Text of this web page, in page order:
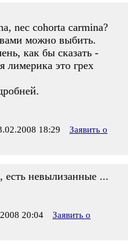
nec cohorta carmina?
можно выбить.
как бы сказать -
лимерика это грех
18:29
Заявить о
невылизанные ...
20:04
Заявить о